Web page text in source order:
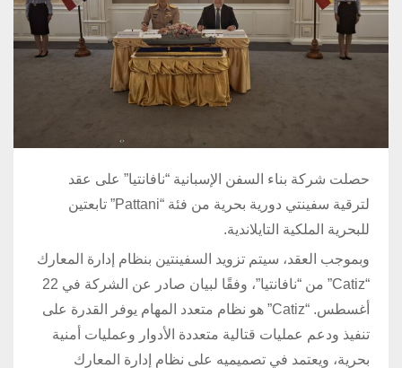
حصلت شركة بناء السفن الإسبانية “نافانتيا” على عقد
لترقية سفينتي دورية بحرية من فئة “Pattani” تابعتين
للبحرية الملكية التايلاندية.
وبموجب العقد، سيتم تزويد السفينتين بنظام إدارة المعارك
“Catiz” من “نافانتيا”، وفقًا لبيان صادر عن الشركة في 22
أغسطس. “Catiz” هو نظام متعدد المهام يوفر القدرة على
تنفيذ ودعم عمليات قتالية متعددة الأدوار وعمليات أمنية
بحرية، ويعتمد في تصميميه على نظام إدارة المعارك